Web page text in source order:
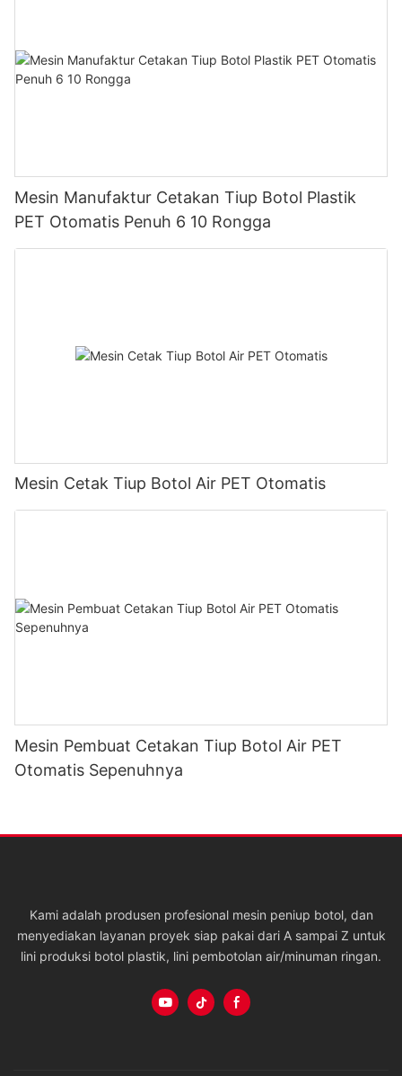
Mesin Manufaktur Cetakan Tiup Botol Plastik
PET Otomatis Penuh 6 10 Rongga
Mesin Cetak Tiup Botol Air PET Otomatis
Mesin Pembuat Cetakan Tiup Botol Air PET
Otomatis Sepenuhnya
Kami adalah produsen profesional mesin peniup botol, dan
menyediakan layanan proyek siap pakai dari A sampai Z untuk
lini produksi botol plastik, lini pembotolan air/minuman ringan.